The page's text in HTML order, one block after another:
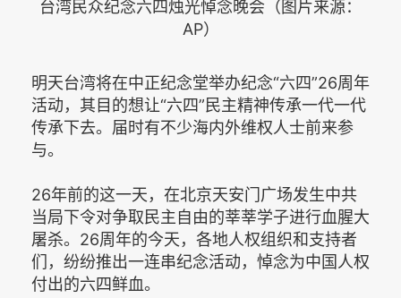
台湾民众纪念六四烛光悼念晚会（图片来源：
AP）
明天台湾将在中正纪念堂举办纪念“六四”26周年
活动，其目的想让“六四”民主精神传承一代一代
传承下去。届时有不少海内外维权人士前来参
与。
26年前的这一天，在北京天安门广场发生中共
当局下令对争取民主自由的莘莘学子进行血腥大
屠杀。26周年的今天，各地人权组织和支持者
们，纷纷推出一连串纪念活动，悼念为中国人权
付出的六四鲜血。